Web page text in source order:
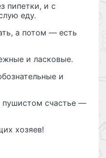
пипетки, и с
еду.
а потом — есть
и ласковые.
и
пушистом счастье —
хозяев!